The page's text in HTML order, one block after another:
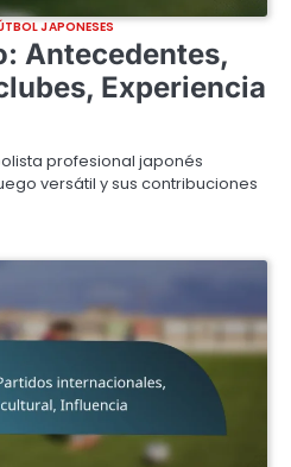
JAPONESES
Antecedentes,
Experiencia
profesional japonés
versátil y sus contribuciones